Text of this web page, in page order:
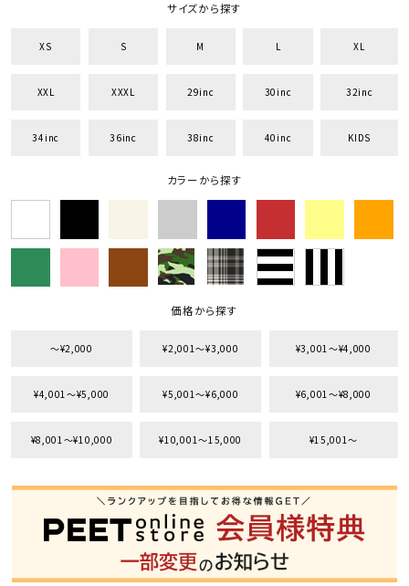
サイズから探す
XS S M L XL
XXL XXXL 29inc 30inc 32inc
34inc 36inc 38inc 40inc KIDS
カラーから探す
価格から探す
〜¥2,000 ¥2,001〜¥3,000 ¥3,001〜¥4,000
¥4,001〜¥5,000 ¥5,001〜¥6,000 ¥6,001〜¥8,000
¥8,001〜¥10,000 ¥10,001〜15,000 ¥15,001〜